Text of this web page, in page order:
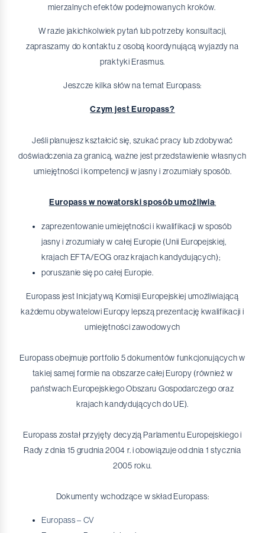
mierzalnych efektów podejmowanych kroków.
W razie jakichkolwiek pytań lub potrzeby konsultacji,
zapraszamy do kontaktu z osobą koordynującą wyjazdy na
praktyki Erasmus.
Jeszcze kilka słów na temat Europass:
Czym jest Europass?
Jeśli planujesz kształcić się, szukać pracy lub zdobywać
doświadczenia za granicą, ważne jest przedstawienie własnych
umiejętności i kompetencji w jasny i zrozumiały sposób.
Europass w nowatorski sposób umożliwia:
zaprezentowanie umiejętności i kwalifikacji w sposób
jasny i zrozumiały w całej Europie (Unii Europejskiej,
krajach EFTA/EOG oraz krajach kandydujących);
poruszanie się po całej Europie.
Europass jest Inicjatywą Komisji Europejskiej umożliwiającą
każdemu obywatelowi Europy lepszą prezentację kwalifikacji i
umiejętności zawodowych
Europass obejmuje portfolio 5 dokumentów funkcjonujących w
takiej samej formie na obszarze całej Europy (również w
państwach Europejskiego Obszaru Gospodarczego oraz
krajach kandydujących do UE).
Europass został przyjęty decyzją Parlamentu Europejskiego i
Rady z dnia 15 grudnia 2004 r. i obowiązuje od dnia 1 stycznia
2005 roku.
Dokumenty wchodzące w skład Europass:
Europass – CV